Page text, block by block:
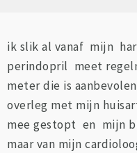
ik slik al vanaf mijn
perindopril meet
meter die is
overleg met mijn
mee gestopt en mijn
maar van mijn